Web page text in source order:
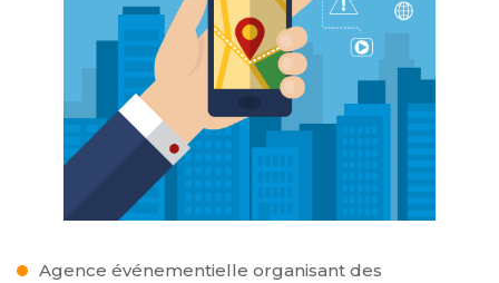
Agence événementielle organisant des